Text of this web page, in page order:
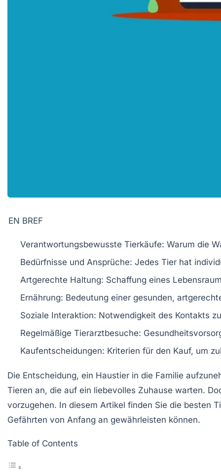
EN BREF
Verantwortungsbewusste Tierkäufe: Warum die
Bedürfnisse und Ansprüche: Jedes Tier hat
Artgerechte Haltung: Schaffung eines
Ernährung: Bedeutung einer gesunden,
Soziale Interaktion: Notwendigkeit des Kontakts
Regelmäßige Tierarztbesuche:
Kaufentscheidungen: Kriterien für den Kauf, um
Die Entscheidung, ein Haustier in die Familie
Tieren an, die auf ein liebevolles Zuhause warten.
vorzugehen. In diesem Artikel finden Sie die besten
Gefährten von Anfang an gewährleisten können.
Table of Contents